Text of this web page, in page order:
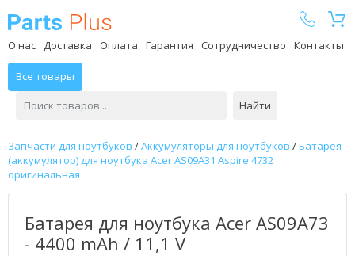
О нас Доставка Оплата Гарантия Сотрудничество Контакты
Все товары
Найти
Запчасти для ноутбуков /Аккумуляторы для ноутбуков /Батарея
(аккумулятор) для ноутбука Acer AS09A31 Aspire 4732
оригинальная
Батарея для ноутбука Acer AS09A73
- 4400 mAh / 11,1 V